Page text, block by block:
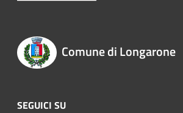
Comune di Longarone
SEGUICI SU